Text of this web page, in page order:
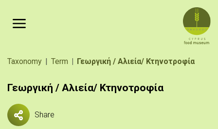
Breadcrumb
Taxonomy Term Γεωργική / Αλιεία/ Κτηνοτροφία
Γεωργική / Αλιεία/ Κτηνοτροφία
Share